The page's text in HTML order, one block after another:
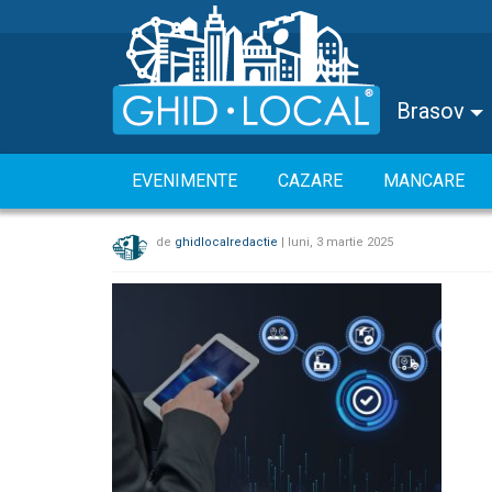
Brasov
EVENIMENTE CAZARE MANCARE
de ghidlocalredactie | luni, 3 martie 2025